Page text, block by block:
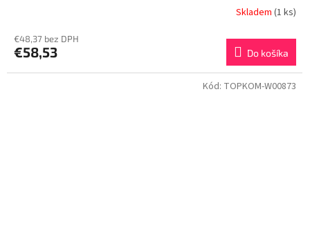
Skladem (1 ks)
€48,37 bez DPH
€58,53 Do košíka
Kód: TOPKOM-W00873